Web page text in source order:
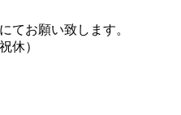
てお願い致します。
休）